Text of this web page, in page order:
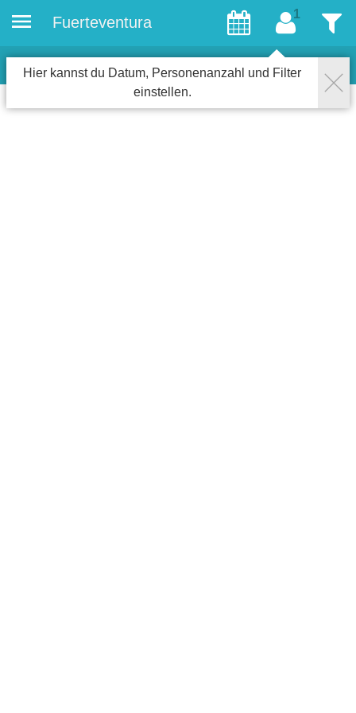
Fuerteventura
Gäste
Filter
Hier kannst du Datum, Personenanzahl und Filter
einstellen.
Schließen
Objekte für Gays